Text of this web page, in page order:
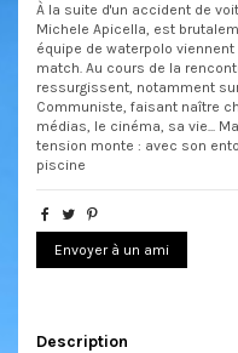
À la suite d'un accident de
Michele Apicella, est
équipe de waterpolo
match. Au cours de la
ressurgissent, notamment
Communiste, faisant naître
médias, le cinéma, sa vie...
tension monte : avec son
piscine
Envoyer à un ami
Description